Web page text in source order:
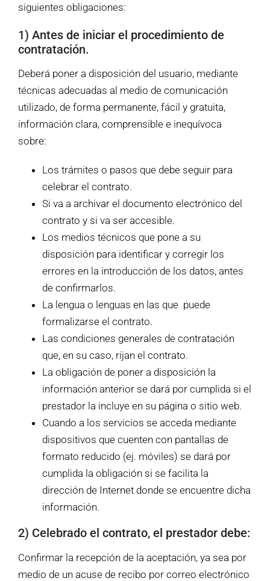
siguientes obligaciones:
1) Antes de iniciar el procedimiento de
contratación.
Deberá poner a disposición del usuario, mediante
técnicas adecuadas al medio de comunicación
utilizado, de forma permanente, fácil y gratuita,
información clara, comprensible e inequívoca
sobre:
Los trámites o pasos que debe seguir para
celebrar el contrato.
Si va a archivar el documento electrónico del
contrato y si va ser accesible.
Los medios técnicos que pone a su
disposición para identificar y corregir los
errores en la introducción de los datos, antes
de confirmarlos.
La lengua o lenguas en las que puede
formalizarse el contrato.
Las condiciones generales de contratación
que, en su caso, rijan el contrato.
La obligación de poner a disposición la
información anterior se dará por cumplida si el
prestador la incluye en su página o sitio web.
Cuando a los servicios se acceda mediante
dispositivos que cuenten con pantallas de
formato reducido (ej. móviles) se dará por
cumplida la obligación si se facilita la
dirección de Internet donde se encuentre dicha
información.
2) Celebrado el contrato, el prestador debe:
Confirmar la recepción de la aceptación, ya sea por
medio de un acuse de recibo por correo electrónico